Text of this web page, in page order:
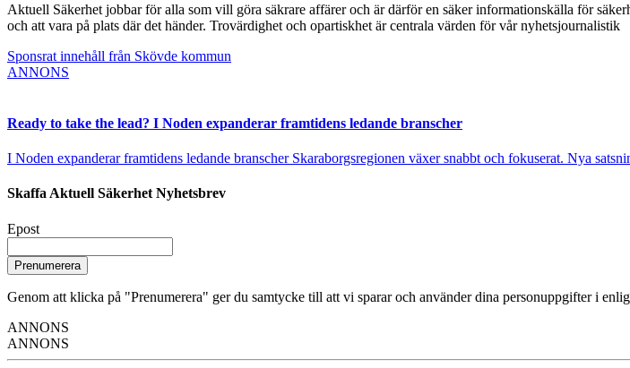
Aktuell Säkerhet jobbar för alla som vill göra säkrare affärer och är därför en säker informationskälla för
och att vara på plats där det händer. Trovärdighet och opartiskhet är centrala värden för vår nyhetsjournalistik
Sponsrat innehåll från Skövde kommun
ANNONS
Ready to take the lead? I Noden expanderar framtidens ledande branscher
I Noden expanderar framtidens ledande branscher Skaraborgsregionen växer snabbt och fokuserat. Nya
Skaffa Aktuell Säkerhet Nyhetsbrev
Epost
Prenumerera
Genom att klicka på "Prenumerera" ger du samtycke till att vi sparar och använder dina personuppgifter i
ANNONS
ANNONS